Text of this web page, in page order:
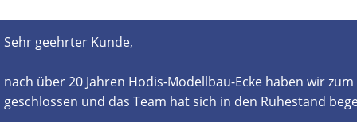
Sehr geehrter Kunde,
nach über 20 Jahren Hodis-Modellbau-Ecke haben wir
geschlossen und das Team hat sich in den Ruhestand